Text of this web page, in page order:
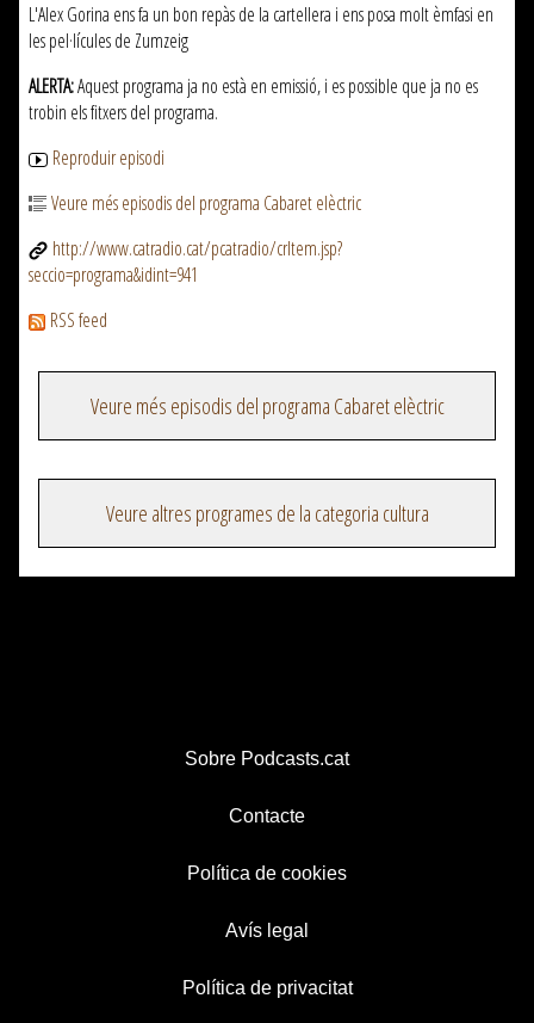
L'Alex Gorina ens fa un bon repàs de la cartellera i ens posa molt èmfasi en
les pel·lícules de Zumzeig
ALERTA:Aquest programa ja no està en emissió, i es possible que ja no es
trobin els fitxers del programa.
Reproduir episodi
Veure més episodis del programa Cabaret elèctric
http://www.catradio.cat/pcatradio/crItem.jsp?
seccio=programa&idint=941
RSS feed
Veure més episodis del programa Cabaret elèctric
Veure altres programes de la categoria cultura
Sobre Podcasts.cat
Contacte
Política de cookies
Avís legal
Política de privacitat